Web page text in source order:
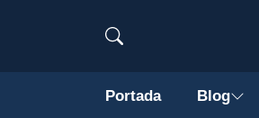
Portada Blog